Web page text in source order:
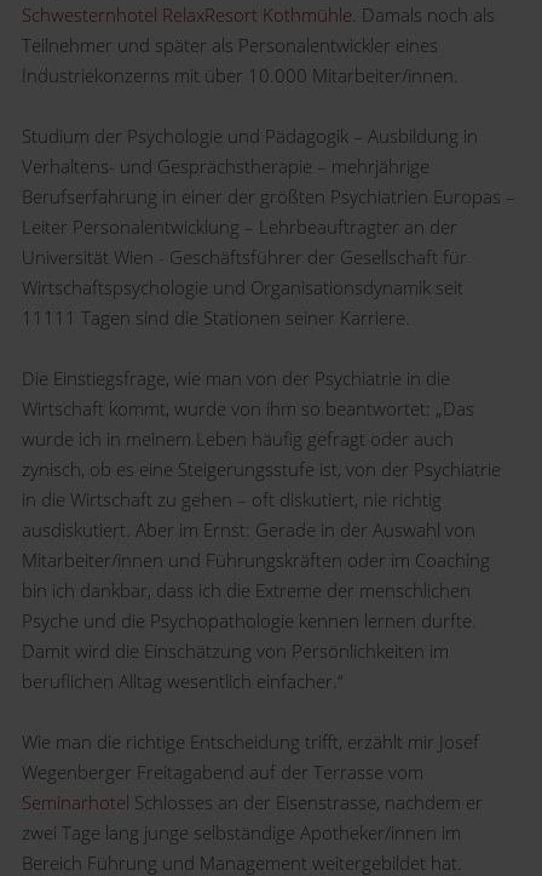
Schwesternhotel RelaxResort Kothmühle . Damals noch als
Teilnehmer und später als Personalentwickler eines
Industriekonzerns mit über 10.000 Mitarbeiter/innen.
Studium der Psychologie und Pädagogik – Ausbildung in
Verhaltens- und Gesprächstherapie – mehrjährige
Berufserfahrung in einer der größten Psychiatrien Europas –
Leiter Personalentwicklung – Lehrbeauftragter an der
Universität Wien - Geschäftsführer der Gesellschaft für
Wirtschaftspsychologie und Organisationsdynamik seit
11111 Tagen sind die Stationen seiner Karriere.
Die Einstiegsfrage, wie man von der Psychiatrie in die
Wirtschaft kommt, wurde von ihm so beantwortet: „Das
wurde ich in meinem Leben häufig gefragt oder auch
zynisch, ob es eine Steigerungsstufe ist, von der Psychiatrie
in die Wirtschaft zu gehen – oft diskutiert, nie richtig
ausdiskutiert. Aber im Ernst: Gerade in der Auswahl von
Mitarbeiter/innen und Führungskräften oder im Coaching
bin ich dankbar, dass ich die Extreme der menschlichen
Psyche und die Psychopathologie kennen lernen durfte.
Damit wird die Einschätzung von Persönlichkeiten im
beruflichen Alltag wesentlich einfacher.“
Wie man die richtige Entscheidung trifft, erzählt mir Josef
Wegenberger Freitagabend auf der Terrasse vom
Seminarhotel Schlosses an der Eisenstrasse, nachdem er
zwei Tage lang junge selbständige Apotheker/innen im
Bereich Führung und Management weitergebildet hat.